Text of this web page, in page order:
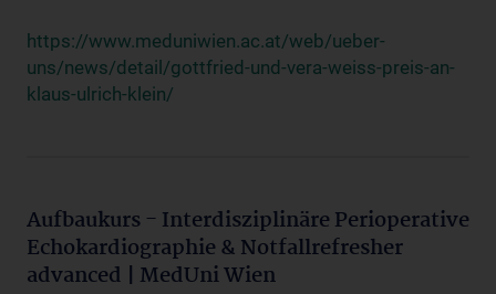
https://www.meduniwien.ac.at/web/ueber-
uns/news/detail/gottfried-und-vera-weiss-preis-an-
klaus-ulrich-klein/
Aufbaukurs - Interdisziplinäre Perioperative
Echokardiographie & Notfallrefresher
advanced | MedUni Wien